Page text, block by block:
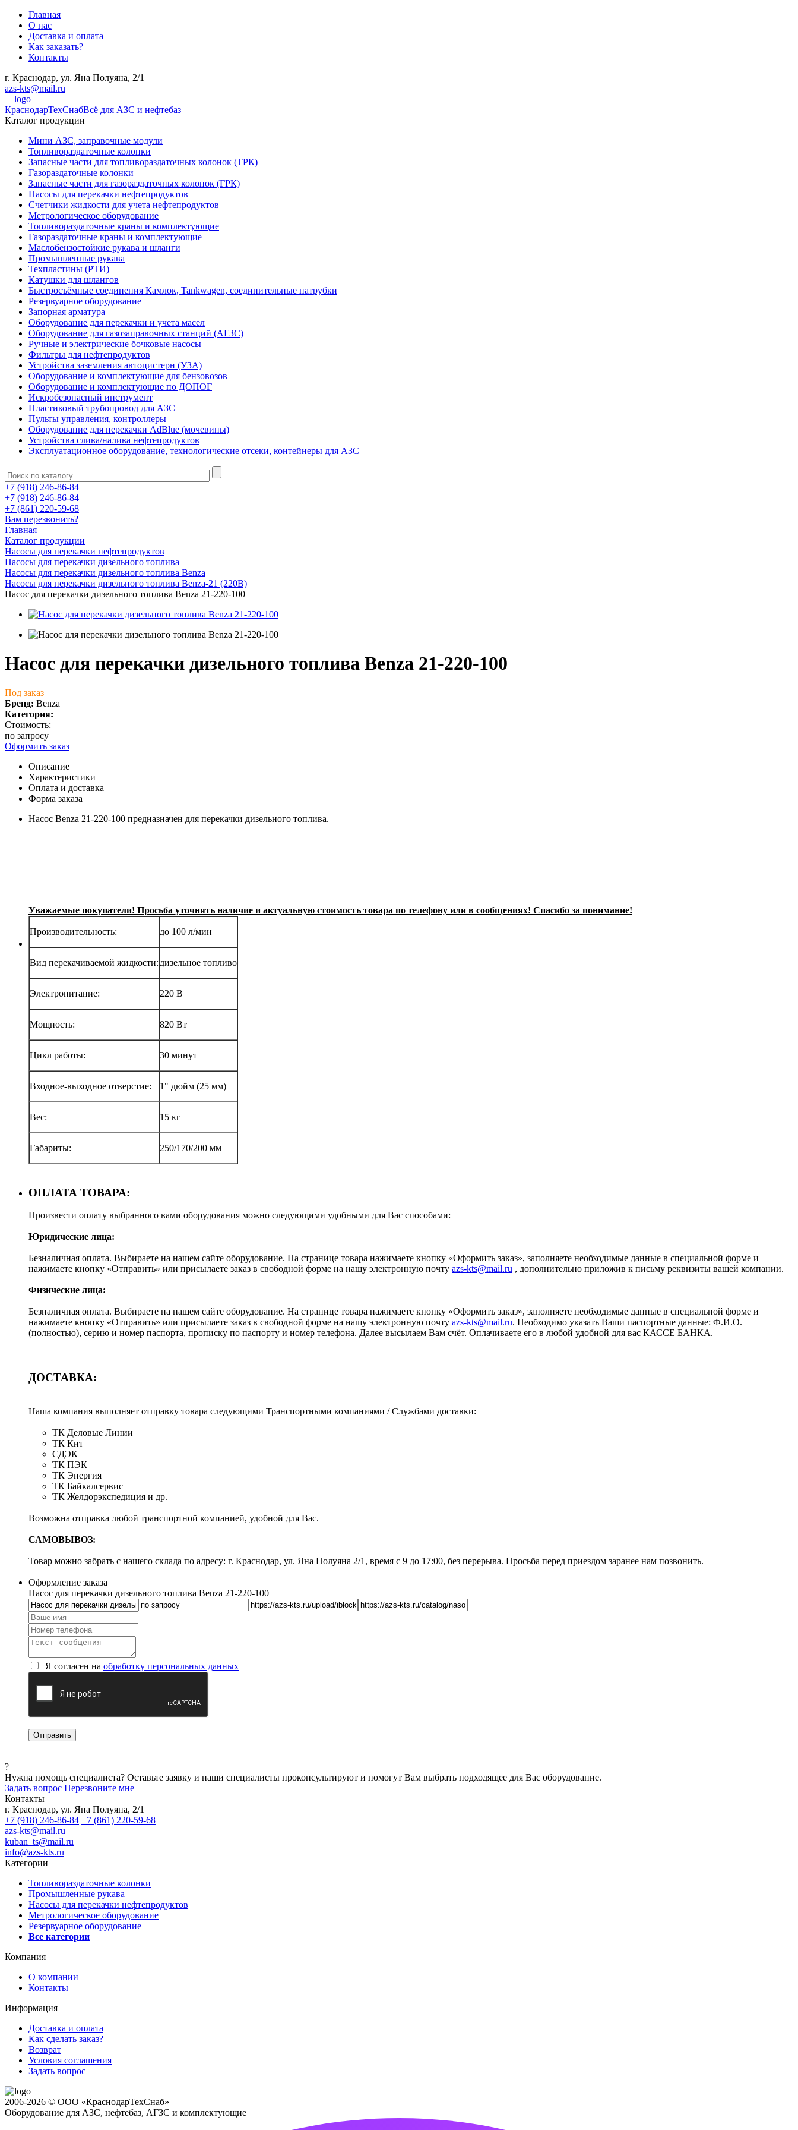
Главная
О нас
Доставка и оплата
Как заказать?
Контакты
г. Краснодар, ул. Яна Полуяна, 2/1
azs-kts@mail.ru
КраснодарТехСнабВсё для АЗС и нефтебаз
Каталог продукции
Мини АЗС, заправочные модули
Топливораздаточные колонки
Запасные части для топливораздаточных колонок (ТРК)
Газораздаточные колонки
Запасные части для газораздаточных колонок (ГРК)
Насосы для перекачки нефтепродуктов
Счетчики жидкости для учета нефтепродуктов
Метрологическое оборудование
Топливораздаточные краны и комплектующие
Газораздаточные краны и комплектующие
Маслобензостойкие рукава и шланги
Промышленные рукава
Техпластины (РТИ)
Катушки для шлангов
Быстросъёмные соединения Камлок, Tankwagen, соединительные патрубки
Резервуарное оборудование
Запорная арматура
Оборудование для перекачки и учета масел
Оборудование для газозаправочных станций (АГЗС)
Ручные и электрические бочковые насосы
Фильтры для нефтепродуктов
Устройства заземления автоцистерн (УЗА)
Оборудование и комплектующие для бензовозов
Оборудование и комплектующие по ДОПОГ
Искробезопасный инструмент
Пластиковый трубопровод для АЗС
Пульты управления, контроллеры
Оборудование для перекачки AdBlue (мочевины)
Устройства слива/налива нефтепродуктов
Эксплуатационное оборудование, технологические отсеки, контейнеры для АЗС
+7 (918) 246-86-84
+7 (918) 246-86-84
+7 (861) 220-59-68
Вам перезвонить?
Главная
Каталог продукции
Насосы для перекачки нефтепродуктов
Насосы для перекачки дизельного топлива
Насосы для перекачки дизельного топлива Benza
Насосы для перекачки дизельного топлива Benza-21 (220В)
Насос для перекачки дизельного топлива Benza 21-220-100
Насос для перекачки дизельного топлива Benza 21-220-100
Под заказ
Бренд: Benza
Категория:
Стоимость:
по запросу
Оформить заказ
Описание
Характеристики
Оплата и доставка
Форма заказа
Насос Benza 21-220-100 предназначен для перекачки дизельного топлива.
Уважаемые покупатели! Просьба уточнять наличие и актуальную стоимость товара по телефону или в сообщениях! Спасибо за понимание!
Производительность: до 100 л/мин
Вид перекачиваемой жидкости: дизельное топливо
Электропитание: 220 В
Мощность: 820 Вт
Цикл работы: 30 минут
Входное-выходное отверстие: 1" дюйм (25 мм)
Вес: 15 кг
Габариты: 250/170/200 мм
ОПЛАТА ТОВАРА:
Произвести оплату выбранного вами оборудования можно следующими удобными для Вас способами:
Юридические лица:
Безналичная оплата. Выбираете на нашем сайте оборудование. На странице товара нажимаете кнопку «Оформить заказ», заполняете необходимые данные в специальной форме и
нажимаете кнопку «Отправить» или присылаете заказ в свободной форме на нашу электронную почту azs-kts@mail.ru , дополнительно приложив к письму реквизиты вашей компании.
Физические лица:
Безналичная оплата. Выбираете на нашем сайте оборудование. На странице товара нажимаете кнопку «Оформить заказ», заполняете необходимые данные в специальной форме и
нажимаете кнопку «Отправить» или присылаете заказ в свободной форме на нашу электронную почту azs-kts@mail.ru. Необходимо указать Ваши паспортные данные: Ф.И.О.
(полностью), серию и номер паспорта, прописку по паспорту и номер телефона. Далее высылаем Вам счёт. Оплачиваете его в любой удобной для вас КАССЕ БАНКА.
ДОСТАВКА:
Наша компания выполняет отправку товара следующими Транспортными компаниями / Службами доставки:
ТК Деловые Линии
ТК Кит
СДЭК
ТК ПЭК
ТК Энергия
ТК Байкалсервис
ТК Желдорэкспедиция и др.
Возможна отправка любой транспортной компанией, удобной для Вас.
САМОВЫВОЗ:
Товар можно забрать с нашего склада по адресу: г. Краснодар, ул. Яна Полуяна 2/1, время с 9 до 17:00, без перерыва. Просьба перед приездом заранее нам позвонить.
Оформление заказа
Насос для перекачки дизельного топлива Benza 21-220-100
Я согласен на обработку персональных данных
?
Нужна помощь специалиста? Оставьте заявку и наши специалисты проконсультируют и помогут Вам выбрать подходящее для Вас оборудование.
Задать вопрос Перезвоните мне
Контакты
г. Краснодар, ул. Яна Полуяна, 2/1
+7 (918) 246-86-84 +7 (861) 220-59-68
azs-kts@mail.ru
kuban_ts@mail.ru
info@azs-kts.ru
Категории
Топливораздаточные колонки
Промышленные рукава
Насосы для перекачки нефтепродуктов
Метрологическое оборудование
Резервуарное оборудование
Все категории
Компания
О компании
Контакты
Информация
Доставка и оплата
Как сделать заказ?
Возврат
Условия соглашения
Задать вопрос
2006-2026 © ООО «КраснодарТехСнаб»
Оборудование для АЗС, нефтебаз, АГЗС и комплектующие